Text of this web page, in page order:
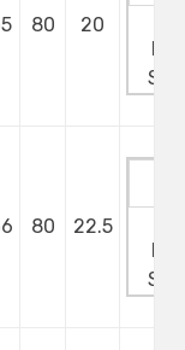
80 20
80 22.5